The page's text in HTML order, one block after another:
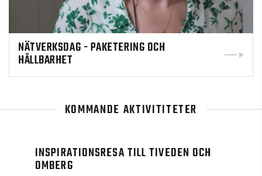
NÄTVERKSDAG - PAKETERING OCH
HÅLLBARHET
KOMMANDE AKTIVITITETER
INSPIRATIONSRESA TILL TIVEDEN OCH
OMBERG